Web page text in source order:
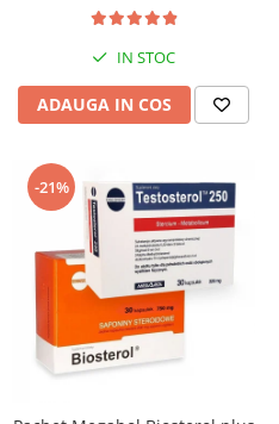
IN STOC
ADAUGA IN COS
-21%